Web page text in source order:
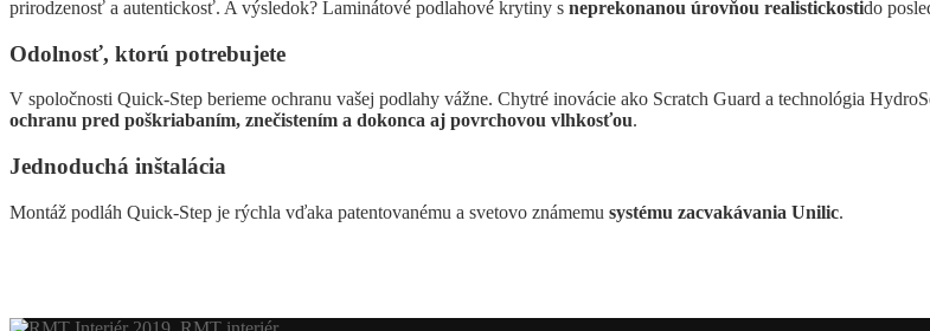
prirodzenosť a autentickosť. A výsledok? Laminátové podlahové krytiny s neprekonanou úrovňou realistickostido
Odolnosť, ktorú potrebujete
V spoločnosti Quick-Step berieme ochranu vašej podlahy vážne. Chytré inovácie ako Scratch Guard a technológia
ochranu pred poškriabaním, znečistením a dokonca aj povrchovou vlhkosťou.
Jednoduchá inštalácia
Montáž podláh Quick-Step je rýchla vďaka patentovanému a svetovo známemu systému zacvakávania Unilic.